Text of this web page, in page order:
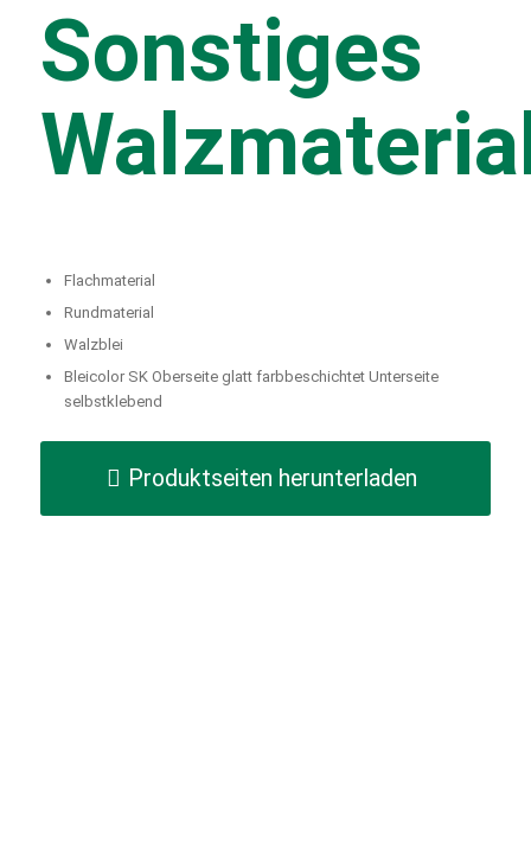
Sonstiges
Flachmaterial
Rundmaterial
Walzblei
Bleicolor SK Oberseite glatt farbbeschichtet Unterseite
selbstklebend
Produktseiten herunterladen